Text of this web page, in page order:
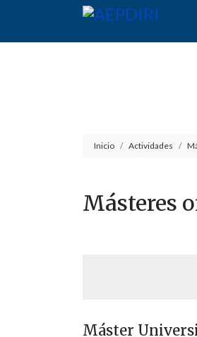
Inicio Actividades
Másteres
Máster